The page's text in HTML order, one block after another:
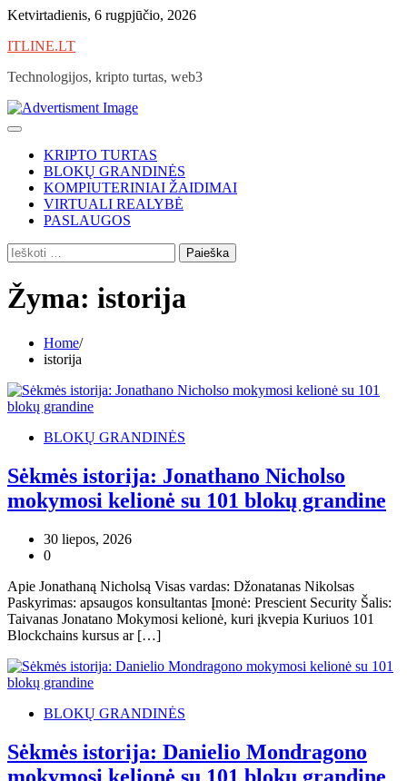
Skip
content
Ketvirtadienis, 6 rugpjūčio, 2026
ITLINE.LT
Technologijos, kripto turtas, web3
KRIPTO TURTAS
BLOKŲ GRANDINĖS
KOMPIUTERINIAI ŽAIDIMAI
VIRTUALI REALYBĖ
PASLAUGOS
Ieškoti:
Žyma: istorija
Home
istorija
BLOKŲ GRANDINĖS
Sėkmės istorija: Jonathano Nicholso
mokymosi kelionė su 101 blokų grandine
30 liepos, 2026
0
Apie Jonathaną Nicholsą Visas vardas: Džonatanas Nikolsas
Paskyrimas: apsaugos konsultantas Įmonė: Prescient Security Šalis:
Taivanas Jonatano Mokymosi kelionė, kuri įkvepia Kuriuos 101
Blockchains kursus ar […]
BLOKŲ GRANDINĖS
Sėkmės istorija: Danielio Mondragono
mokymosi kelionė su 101 blokų grandine